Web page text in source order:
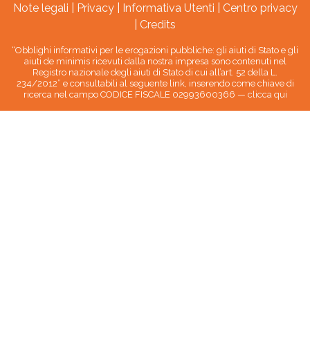
Note legali
Privacy| Informativa Utenti
Centro privacy
Credits
“Obblighi informativi per le erogazioni pubbliche: gli aiuti di Stato e gli
aiuti de minimis ricevuti dalla nostra impresa sono contenuti nel
Registro nazionale degli aiuti di Stato di cui all’art. 52 della L.
234/2012” e consultabili al seguente link, inserendo come chiave di
ricerca nel campo CODICE FISCALE 02993600366 — clicca qui